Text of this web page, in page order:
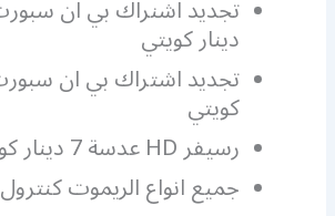
دينار كويتي
كويتي
رسيفر HD عدسة 7 دينار كوتي
جميع انواع الريموت كنترول 1 دينار واحد